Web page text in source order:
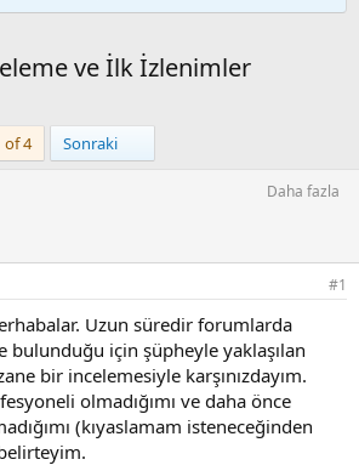
ve İlk İzlenimler
of 4
Sonraki
Daha fazla
#1
Uzun süredir forumlarda
bulunduğu için şüpheyle yaklaşılan
bir incelemesiyle karşınızdayım.
olmadığımı ve daha önce
(kıyaslamam isteneceğinden